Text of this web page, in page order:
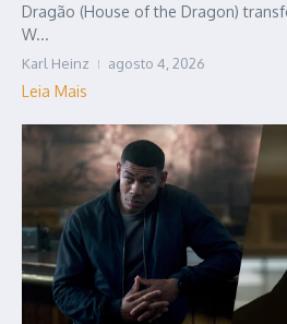
Dragão (House of the Dragon)
W...
Karl Heinz agosto 4, 2026
Leia Mais